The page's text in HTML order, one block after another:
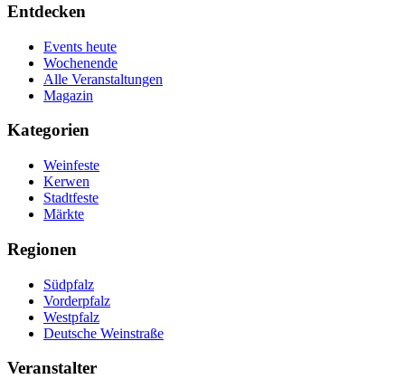
Entdecken
Events heute
Wochenende
Alle Veranstaltungen
Magazin
Kategorien
Weinfeste
Kerwen
Stadtfeste
Märkte
Regionen
Südpfalz
Vorderpfalz
Westpfalz
Deutsche Weinstraße
Veranstalter